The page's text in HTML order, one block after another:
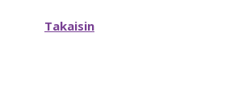
Takaisin